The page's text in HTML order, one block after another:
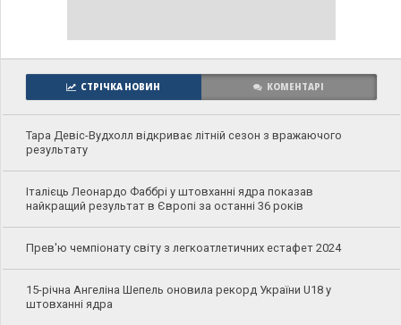
СТРІЧКА НОВИН КОМЕНТАРІ
Тара Девіс-Вудхолл відкриває літній сезон з вражаючого
результату
Італієць Леонардо Фаббрі у штовханні ядра показав
найкращий результат в Європі за останні 36 років
Прев'ю чемпіонату світу з легкоатлетичних естафет 2024
15-річна Ангеліна Шепель оновила рекорд України U18 у
штовханні ядра